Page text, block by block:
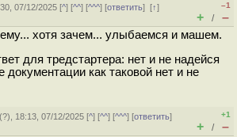
07/12/2025 [^] [^^] [^^^] [ответить][↑]
–1
+ / –
хотя зачем... улыбаемся и машем.
для тредстартера: нет и не надейся
документации как таковой нет и не
(?), 18:13, 07/12/2025 [^] [^^] [^^^] [ответить]
+1
+ / –